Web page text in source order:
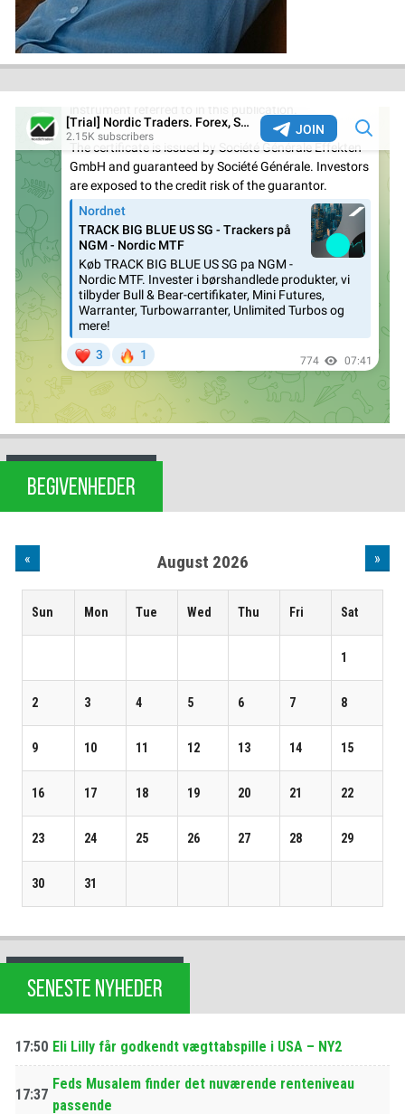
BEGIVENHEDER
« August 2026 »
Sun Mon Tue Wed Thu Fri Sat
1
2 3 4 5 6 7 8
9 10 11 12 13 14 15
16 17 18 19 20 21 22
23 24 25 26 27 28 29
30 31
SENESTE NYHEDER
17:50 Eli Lilly får godkendt vægttabspille i USA – NY2
17:37
Feds Musalem finder det nuværende renteniveau
passende